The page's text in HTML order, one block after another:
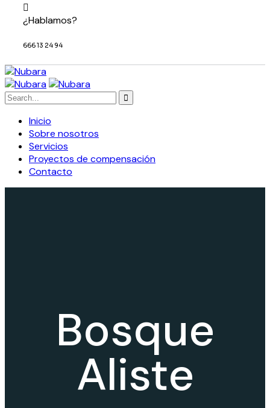
666 13 24 94
¿Hablamos?
Inicio
Sobre nosotros
Servicios
Proyectos de compensación
Contacto
Bosque
Aliste